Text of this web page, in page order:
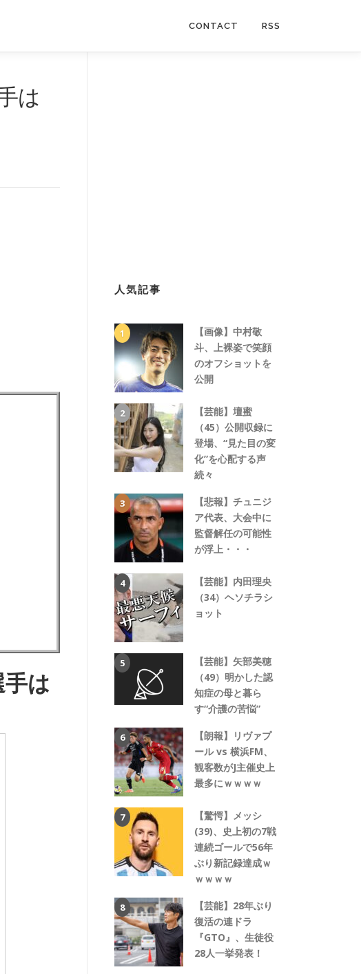
CONTACT RSS
は
手は
人気記事
【画像】中村敬
斗、上裸姿で笑顔
のオフショットを
公開
【芸能】壇蜜
（45）公開収録に
登場、“見た目の変
化”を心配する声
続々
【悲報】チュニジ
ア代表、大会中に
監督解任の可能性
が浮上・・・
【芸能】内田理央
（34）ヘソチラシ
ョット
【芸能】矢部美穂
（49）明かした認
知症の母と暮ら
す“介護の苦悩”
【朗報】リヴァプ
ール vs 横浜FM、
観客数がJ主催史上
最多にｗｗｗｗ
【驚愕】メッシ
(39)、史上初の7戦
連続ゴールで56年
ぶり新記録達成ｗ
ｗｗｗｗ
【芸能】28年ぶり
復活の連ドラ
『GTO』、生徒役
28人一挙発表！